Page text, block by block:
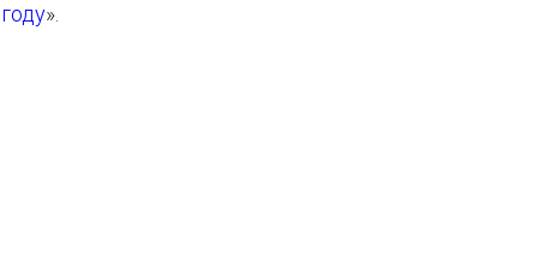
».